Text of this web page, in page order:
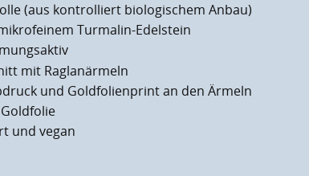
(aus kontrolliert biologischem Anbau)
Turmalin-Edelstein
mit Raglanärmeln
und Goldfolienprint an den Ärmeln
und vegan